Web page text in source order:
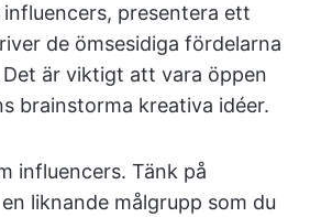
presentera ett
de ömsesidiga fördelarna
är viktigt att vara öppen
brainstorma kreativa idéer.
influencers. Tänk på
liknande målgrupp som du